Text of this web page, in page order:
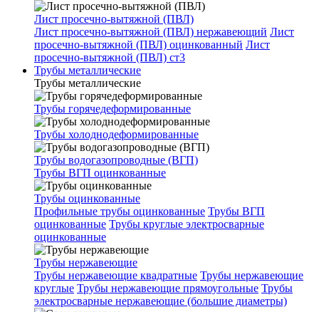
Лист просечно-вытяжной (ПВЛ)
Лист просечно-вытяжной (ПВЛ) нержавеющий Лист
просечно-вытяжной (ПВЛ) оцинкованный Лист
просечно-вытяжной (ПВЛ) ст3
Трубы металлические
Трубы металлические
Трубы горячедеформированные
Трубы холоднодеформированные
Трубы водогазопроводные (ВГП)
Трубы ВГП оцинкованные
Трубы оцинкованные
Профильные трубы оцинкованные Трубы ВГП
оцинкованные Трубы круглые электросварные
оцинкованные
Трубы нержавеющие
Трубы нержавеющие квадратные Трубы нержавеющие
круглые Трубы нержавеющие прямоугольные Трубы
электросварные нержавеющие (большие диаметры)